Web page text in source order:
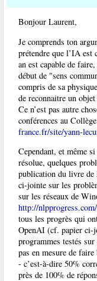
Bonjour Laurent,
Je comprends ton
prétendre que l’IA est
an est capable de
début de "sens
compris de sa
de reconnaitre un
Ce n’est pas autre
conférences au
france.fr/site/yann-
Cependant, et même
résolue, quelques
publication du livre
ci-jointe sur les
sur les réseaux de
http://
tous les progrès qui
OpenAI (cf. papier ci-
programmes testés
pas en mesure de
- c’est-à-dire 50%
près de 100% de